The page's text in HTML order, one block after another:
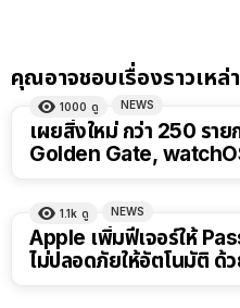
คุณอาจชอบเรื่องราวเหล่
1000 ดู NEWS
เผยสิ่งใหม่ กว่า 250 รา
Golden Gate,
1.1k ดู NEWS
Apple เพิ่มฟีเจอร์ให้
ไม่ปลอดภัยให้อัตโนมัติ